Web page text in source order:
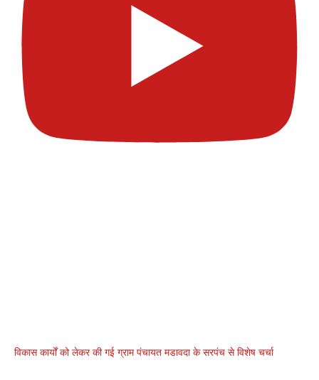
विकास कार्यों को लेकर की गई ग्राम पंचायत मडावदा के सरपंच से विशेष चर्चा